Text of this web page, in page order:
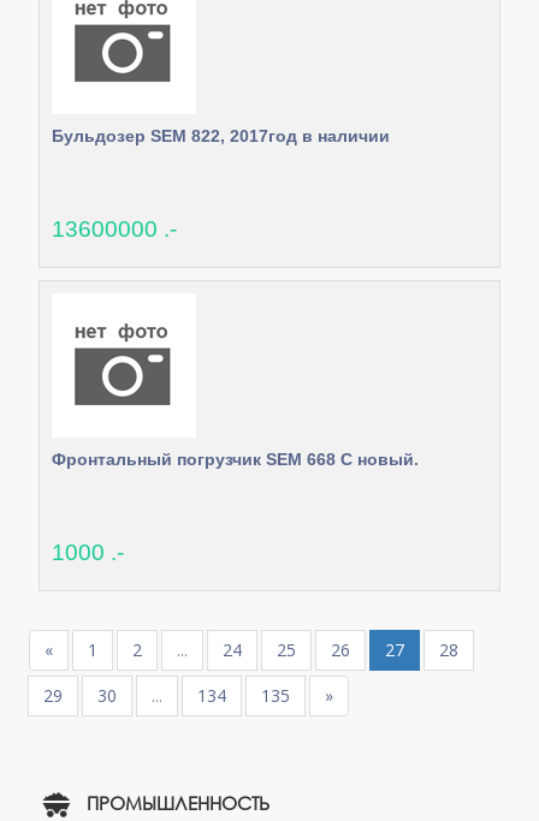
Бульдозер SEM 822, 2017год в наличии
13600000 .-
Фронтальный погрузчик SEM 668 C новый.
1000 .-
« 1 2 ... 24 25 26 27
28
29
30 ... 134 135 »
ПРОМЫШЛЕННОСТЬ